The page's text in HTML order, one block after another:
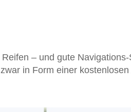
– und gute
in Form einer